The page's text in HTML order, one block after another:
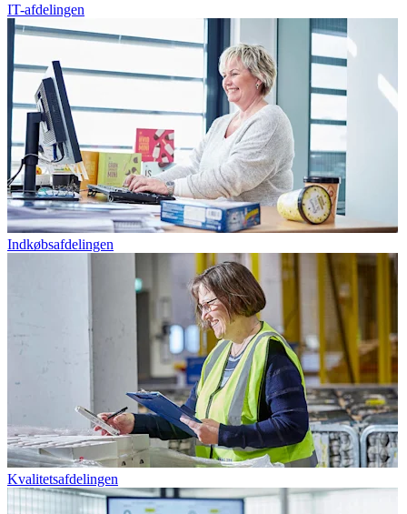
IT-afdelingen
Indkøbsafdelingen
Kvalitetsafdelingen